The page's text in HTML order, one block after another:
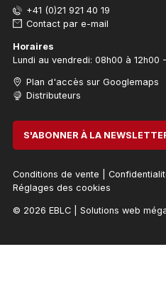
+41 (0)21 921 40 19
Contact par e-mail
Horaires
Lundi au vendredi: 08h00 à 12h00
Plan d'accès sur Googlemaps
Distributeurs
S'ABONNER À LA
Conditions de vente
Réglages des cookies
© 2026 EBLC| Solutions web